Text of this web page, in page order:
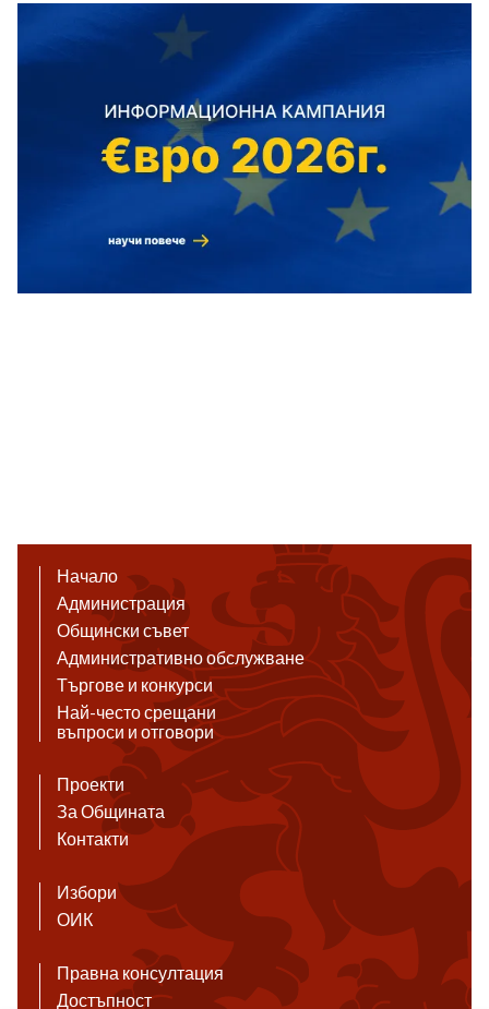
Начало
Администрация
Общински съвет
Административно обслужване
Търгове и конкурси
Най-често срещани
въпроси и отговори
Проекти
За Общината
Контакти
Избори
ОИК
Правна консултация
Достъпност